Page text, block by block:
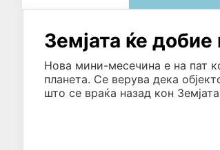
Земјата ќе
Нова мини-месечина е на пат
планета. Се верува дека
што се враќа назад кон